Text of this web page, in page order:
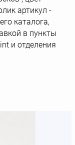
артикул -
каталога,
в пункты
и отделения